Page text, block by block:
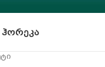
ᲰᲝᲠᲔᲙᲐ